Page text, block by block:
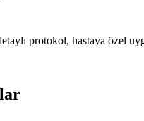
protokol, hastaya özel